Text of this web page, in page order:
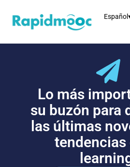
Español
Lo más
su buzón para
las últimas
tendencias